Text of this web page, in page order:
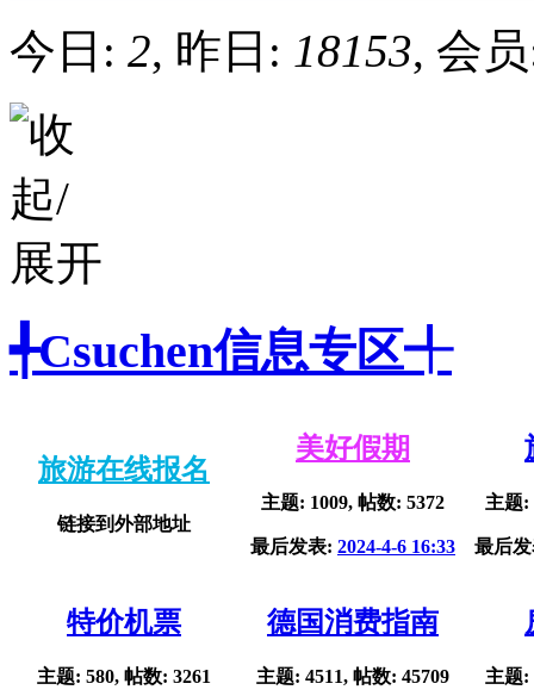
今日: 2, 昨日: 18153, 会
╃Csuchen信息专区╃
旅游在线报名
链接到外部地址
美好假期
主题: 1009, 帖数: 5372
最后发表: 2024-4-6 16:33
主题:
最后
特价机票
主题: 580, 帖数: 3261
德国消费指南
主题: 4511, 帖数: 45709 主题: